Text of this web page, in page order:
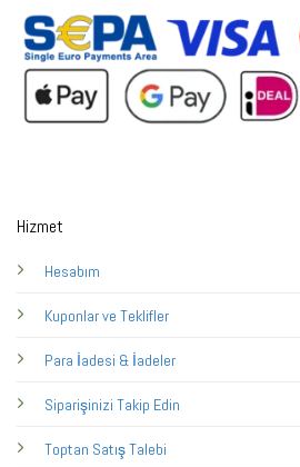
Hizmet
Hesabım
Kuponlar ve Teklifler
Para İadesi & İadeler
Siparişinizi Takip Edin
Toptan Satış Talebi